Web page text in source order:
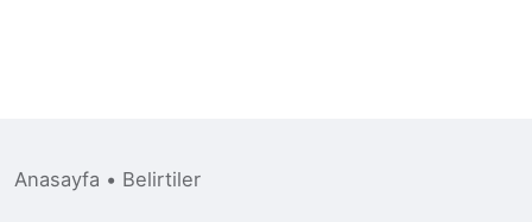
Anasayfa • Belirtiler